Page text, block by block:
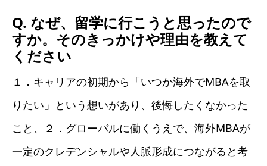
Q. なぜ、留学に行こうと思ったので
すか。そのきっかけや理由を教えて
ください
１．キャリアの初期から「いつか海外でMBAを取
りたい」という想いがあり、後悔したくなかった
こと、２．グローバルに働くうえで、海外MBAが
一定のクレデンシャルや人脈形成につながると考